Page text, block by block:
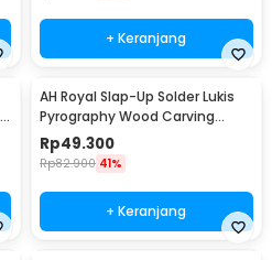
+ Keranjang
AH Royal Slap-Up Solder Lukis
Pyrography Wood Carving
Soldering Iron - PAC904
Rp49.300
Rp82.900 41%
+ Keranjang